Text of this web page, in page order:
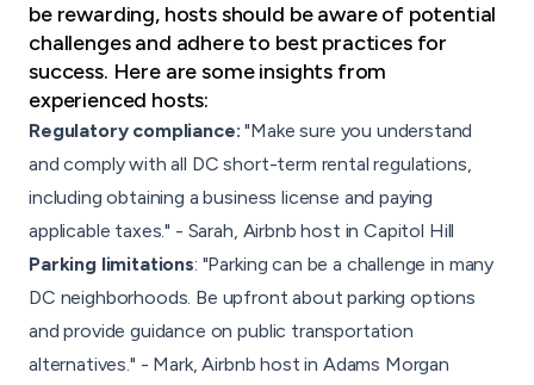
be rewarding, hosts should be aware of potential
challenges and adhere to best practices for
success. Here are some insights from
experienced hosts:
Regulatory compliance: "Make sure you understand
and comply with all DC short-term rental regulations,
including obtaining a business license and paying
applicable taxes." - Sarah, Airbnb host in Capitol Hill
Parking limitations: "Parking can be a challenge in many
DC neighborhoods. Be upfront about parking options
and provide guidance on public transportation
alternatives." - Mark, Airbnb host in Adams Morgan